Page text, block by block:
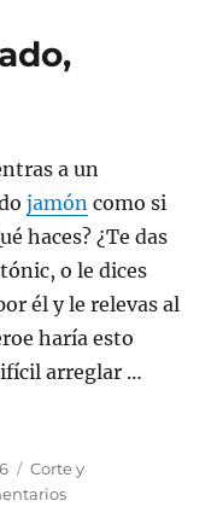
a un
jamón como si
haces? ¿Te das
o le dices
él y le relevas al
haría esto
arreglar …
Categorías
Corte y